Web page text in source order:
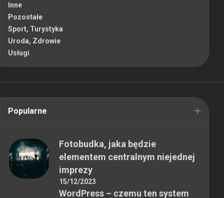
Inne
Pozostałe
Sport, Turystyka
Uroda, Zdrowie
Usługi
Popularne
Fotobudka, jaka będzie
elementem centralnym niejednej
imprezy
15/12/2023
WordPress – czemu ten system